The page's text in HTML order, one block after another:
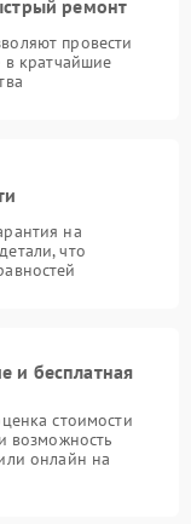
ремонт
провести
в кратчайшие
на
что
и бесплатная
стоимости
возможность
онлайн на